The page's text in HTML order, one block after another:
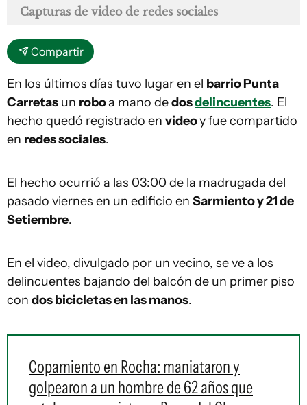
Capturas de video de redes sociales
Compartir
En los últimos días tuvo lugar en el barrio Punta
Carretas un roboa mano dedosdelincuentes. El
hecho quedó registrado en videoy fue compartido
en redes sociales.
El hecho ocurrió a las 03:00 de la madrugada del
pasado viernes en un edificio en Sarmiento y 21 de
Setiembre.
En el video, divulgado por un vecino, se ve a los
delincuentes bajando del balcón de un primer piso
con dos bicicletas en las manos.
Copamiento en Rocha: maniataron y
golpearon a un hombre de 62 años que